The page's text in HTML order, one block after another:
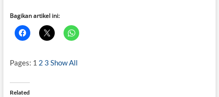
Bagikan artikel ini:
Pages: 1 2 3 Show All
Related